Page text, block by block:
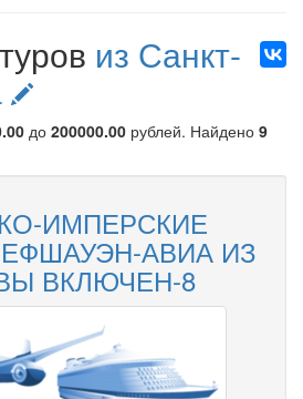
из Санкт-
до 200000.00 рублей. Найдено 9
ИМПЕРСКИЕ
АВИА ИЗ
ВКЛЮЧЕН-8